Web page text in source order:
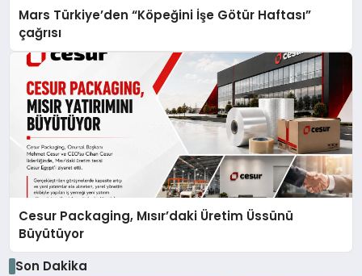
Mars Türkiye’den “Köpeğini İşe Götür Haftası”
çağrısı
Cesur Packaging, Mısır’daki Üretim Üssünü
Büyütüyor
Son Dakika